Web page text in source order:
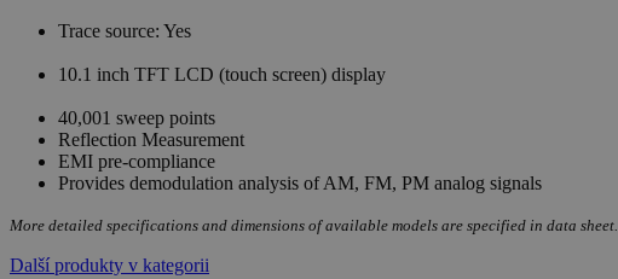
Trace source: Yes
10.1 inch TFT LCD (touch screen) display
40,001 sweep points
Reflection Measurement
EMI pre-compliance
Provides demodulation analysis of AM, FM, PM analog signals
More detailed specifications and dimensions of available models are specified in data sheet.
Další produkty v kategorii